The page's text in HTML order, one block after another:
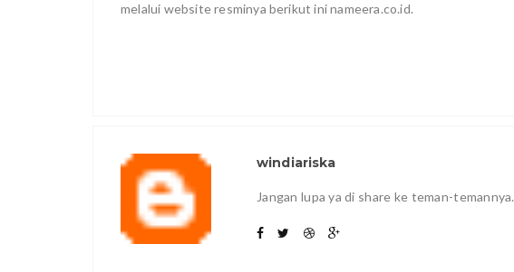
melalui website resminya berikut ini nameera.co.id.
windiariska
Jangan lupa ya di share ke teman-temannya.